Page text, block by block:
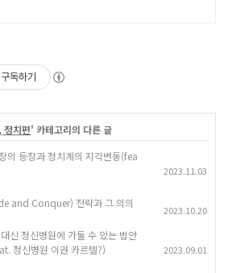
구독하기
정치편' 카테고리의 다른 글
의 등장과 정치계의 지각변동(fea
2023.11.03
and Conquer) 전략과 그 의의
2023.10.20
신 정신병원에 가둘 수 있는 법안
정신병원 이권 카르텔?)
2023.09.01